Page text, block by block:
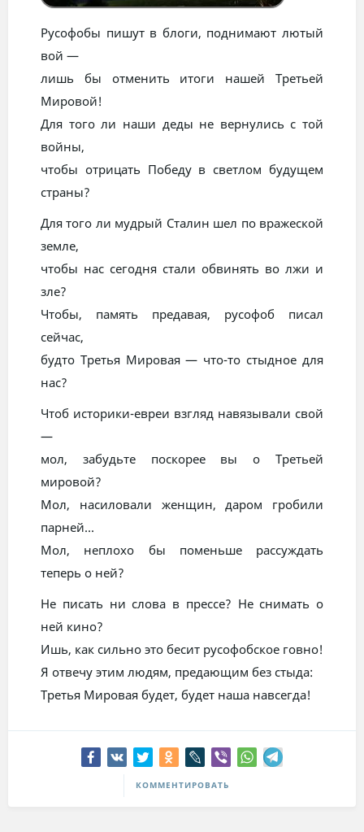
Русофобы пишут в блоги, поднимают лютый
вой —
лишь бы отменить итоги нашей Третьей
Мировой!
Для того ли наши деды не вернулись с той
войны,
чтобы отрицать Победу в светлом будущем
страны?
Для того ли мудрый Сталин шел по вражеской
земле,
чтобы нас сегодня стали обвинять во лжи и
зле?
Чтобы, память предавая, русофоб писал
сейчас,
будто Третья Мировая — что-то стыдное для
нас?
Чтоб историки-евреи взгляд навязывали свой
—
мол, забудьте поскорее вы о Третьей
мировой?
Мол, насиловали женщин, даром гробили
парней...
Мол, неплохо бы поменьше рассуждать
теперь о ней?
Не писать ни слова в прессе? Не снимать о
ней кино?
Ишь, как сильно это бесит русофобское говно!
Я отвечу этим людям, предающим без стыда:
Третья Мировая будет, будет наша навсегда!
КОММЕНТИРОВАТЬ